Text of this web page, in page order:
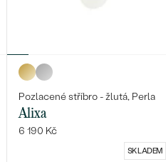
Pozlacené stříbro - žlutá, Perla
Alixa
6 190 Kč
SKLADEM